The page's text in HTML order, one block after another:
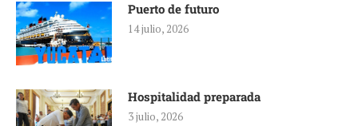
Puerto de futuro
14 julio, 2026
Hospitalidad preparada
3 julio, 2026